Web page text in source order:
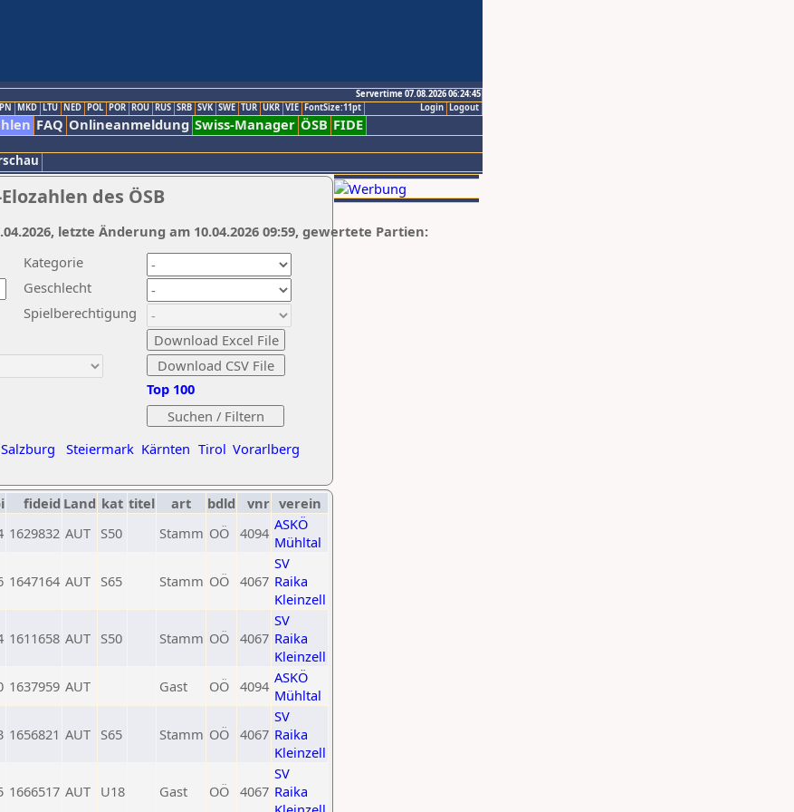
Servertime 07.08.2026 06:24:45
Logout
Login
MKD LTU NED POL POR ROU RUS SRB SVK SWE TUR UKR VIE FontSize:11pt
FAQ Onlineanmeldung Swiss-Manager ÖSB FIDE
des ÖSB
Kategorie
Geschlecht
Spielberechtigung
Salzburg Steiermark Kärnten Tirol Vorarlberg
Top 100
letzte Änderung am 10.04.2026 09:59, gewertete Partien:
fideid Land kat titel art bdld vnr verein
1629832 AUT S50 Stamm OÖ 4094 ASKÖ
Mühltal
1647164 AUT S65 Stamm OÖ 4067
SV
Raika
Kleinzell
1611658 AUT S50 Stamm OÖ 4067
SV
Raika
Kleinzell
1637959 AUT Gast OÖ 4094 ASKÖ
Mühltal
1656821 AUT S65 Stamm OÖ 4067
SV
Raika
Kleinzell
1666517 AUT U18 Gast OÖ 4067
SV
Raika